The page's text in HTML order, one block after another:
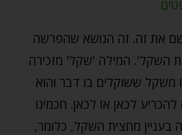
את זה. זה הנושא שהפרשה
השקל'. המילה 'שקל' מזכירה
ששוקלים בו דבר והוא
לכאן או לכאן. חכמינו
מחצית השקל, כלומר,